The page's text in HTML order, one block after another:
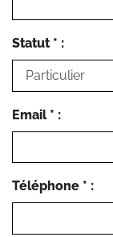
Statut * :
Email * :
Téléphone * :